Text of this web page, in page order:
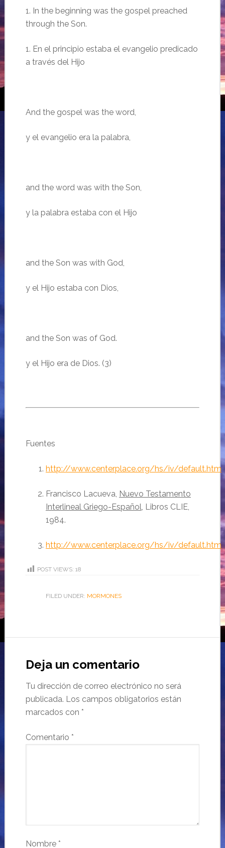
1. In the beginning was the gospel preached
through the Son.
1. En el principio estaba el evangelio predicado
a través del Hijo
And the gospel was the word,
y el evangelio era la palabra,
and the word was with the Son,
y la palabra estaba con el Hijo
and the Son was with God,
y el Hijo estaba con Dios,
and the Son was of God.
y el Hijo era de Dios. (3)
Fuentes
http://www.centerplace.org/hs/iv/default.htm
Francisco Lacueva, Nuevo Testamento
Interlineal Griego-Español, Libros CLIE,
1984.
http://www.centerplace.org/hs/iv/default.htm
POST VIEWS: 18
FILED UNDER: MORMONES
Deja un comentario
Tu dirección de correo electrónico no será
publicada. Los campos obligatorios están
marcados con *
Comentario *
Nombre *